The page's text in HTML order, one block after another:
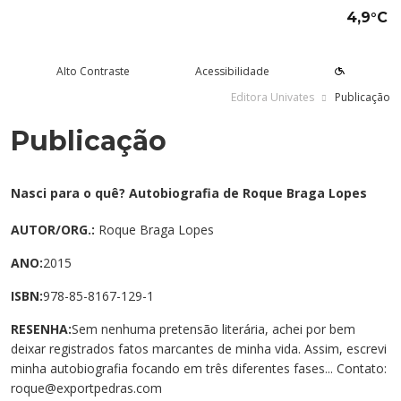
4,9°C
aqui
de ingresso
e bolsas
que a Univates?
guiadas
Univates
Presencial
a Distância - EAD
e Doutorados
MBA
Crie
Mantenedora
Virtual
Institucional
e Inovação
da Inovação
Tecnológica da
e Projetos de
e Lazer
Univates
Univates
e Saúde
Culturais
de Carreiras
Alto Contraste
Acessibilidade
Editora Univates
Publicação
Publicação
Nasci para o quê? Autobiografia de Roque Braga Lopes
AUTOR/ORG.: Roque Braga Lopes
ANO:2015
ISBN:978-85-8167-129-1
RESENHA:Sem nenhuma pretensão literária, achei por bem
deixar registrados fatos marcantes de minha vida. Assim, escrevi
minha autobiografia focando em três diferentes fases... Contato:
roque@exportpedras.com